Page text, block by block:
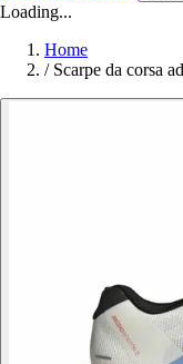
Loading...
Home
/ Scarpe da corsa